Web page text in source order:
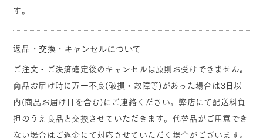
す。
返品・交換・キャンセルについて
ご注文・ご決済確定後のキャンセルは原則お受けできません。
商品お届け時に万一不良(破損・故障等)があった場合は3日以
内(商品お届け日を含む)にご連絡ください。弊店にて配送料負
担のうえ良品と交換させていただきます。代替品がご用意でき
ない場合はご返金にて対応させていただく場合がございます。